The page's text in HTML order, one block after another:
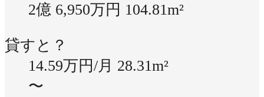
2億 6,950万円 104.81m²
貸すと？
14.59万円/月 28.31m²
〜